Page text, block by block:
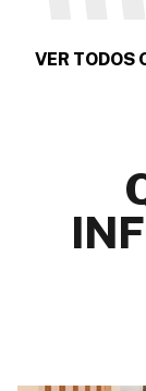
VER TODOS